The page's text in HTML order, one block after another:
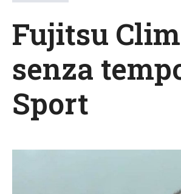
Fujitsu
senza
Sport